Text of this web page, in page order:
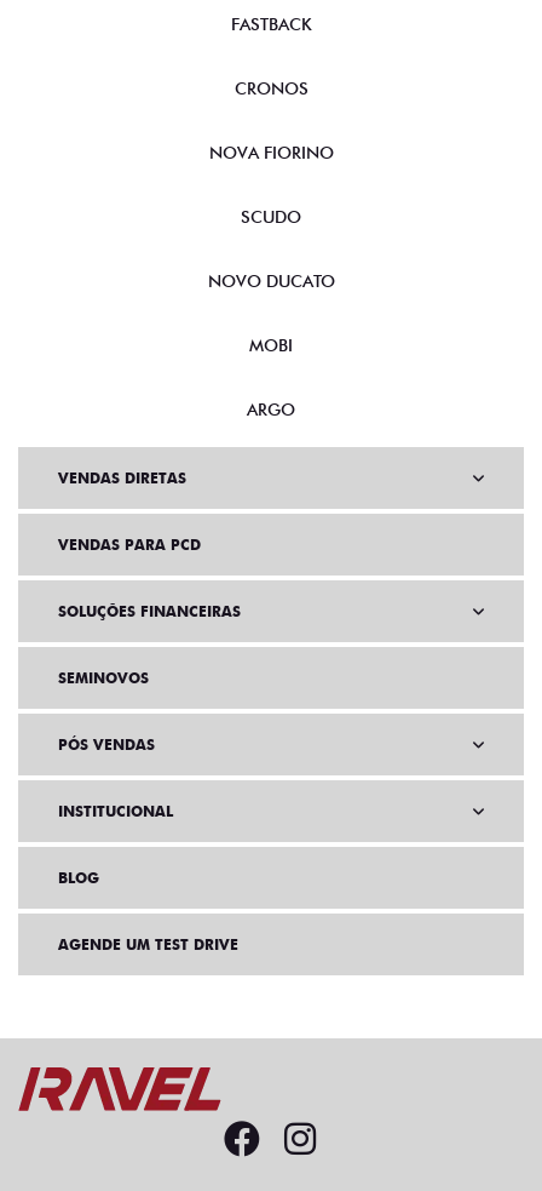
FASTBACK
CRONOS
NOVA FIORINO
SCUDO
NOVO DUCATO
MOBI
ARGO
VENDAS DIRETAS
VENDAS PARA PCD
SOLUÇÕES FINANCEIRAS
SEMINOVOS
PÓS VENDAS
INSTITUCIONAL
BLOG
AGENDE UM TEST DRIVE